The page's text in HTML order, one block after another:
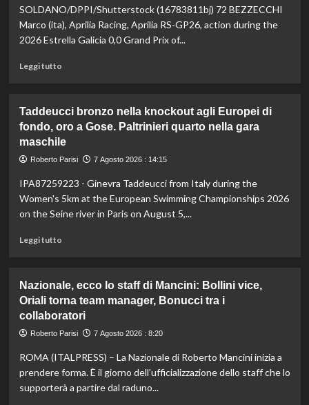
vetta:
anche
ad
del
mondo
SOLDANO/DPPI/Shutterstock (16783811bj) 72 BEZZECCHI
Marco (ita), Aprilia Racing, Aprilia RS-GP26, action during the
2026 Estrella Galicia 0,0 Grand Prix of...
Leggi tuttoLeggi
In
Gran
Bretagna
Bezzecchi
in
sella
ed
Practice
Taddeucci bronzo nella knockout agli Europei di
fondo, oro a Gose. Paltrinieri quarto nella gara
maschile
Roberto Parisi 7 Agosto 2026 : 14:15
IPA87259223 - Ginevra Taddeucci from Italy during the
Women's 5km at the European Swimming Championships 2026
on the Seine river in Paris on August 5,...
Leggi tuttoLeggi
Taddeucci
bronzo
nella
knockout
Europei
di
fondo,
Nazionale, ecco lo staff di Mancini: Bollini vice,
Oriali torna team manager, Bonucci tra i
collaboratori
Roberto Parisi 7 Agosto 2026 : 8:20
ROMA (ITALPRESS) – La Nazionale di Roberto Mancini inizia a
prendere forma. È il giorno dell’ufficializzazione dello staff che lo
supporterà a partire dal raduno...